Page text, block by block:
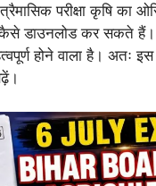
परीक्षा कृषि का
डाउनलोड कर सकते हैं।
होने वाला है। अतः इस